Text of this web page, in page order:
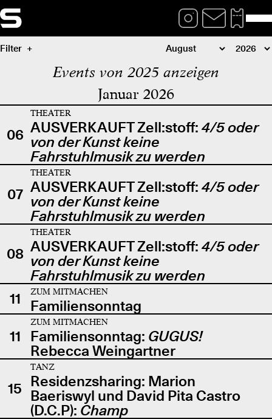
Filter
Events von 2025 anzeigen
Januar 2026
06
THEATER
AUSVERKAUFT Zell:stoff: 4/5 oder
von der Kunst keine
Fahrstuhlmusik zu werden
07
THEATER
AUSVERKAUFT Zell:stoff: 4/5 oder
von der Kunst keine
Fahrstuhlmusik zu werden
08
THEATER
AUSVERKAUFT Zell:stoff: 4/5 oder
von der Kunst keine
Fahrstuhlmusik zu werden
11
ZUM MITMACHEN
Familiensonntag
11
ZUM MITMACHEN
Familiensonntag: GUGUS!
Rebecca Weingartner
15
TANZ
Residenzsharing: Marion
Baeriswyl und David Pita Castro
(D.C.P): Champ